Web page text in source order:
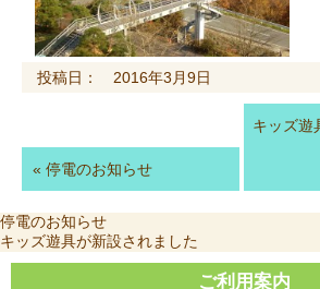
投稿日： 2016年3月9日
« 停電のお知らせ
キッズ遊
投
稿
ナ
前
の
投
停電のお知らせ
次
の
キッズ遊具が新設されました
ご利用案内